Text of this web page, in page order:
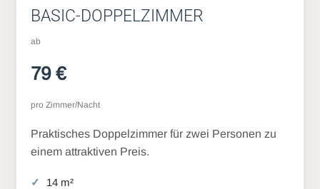
BASIC-DOPPELZIMMER
ab
79 €
pro Zimmer/Nacht
Praktisches Doppelzimmer für zwei Personen zu
einem attraktiven Preis.
14 m²